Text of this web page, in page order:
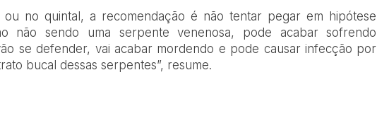
ou no quintal, a recomendação é não tentar pegar em hipótese
não sendo uma serpente venenosa, pode acabar sofrendo
se defender, vai acabar mordendo e pode causar infecção por
bucal dessas serpentes”, resume.